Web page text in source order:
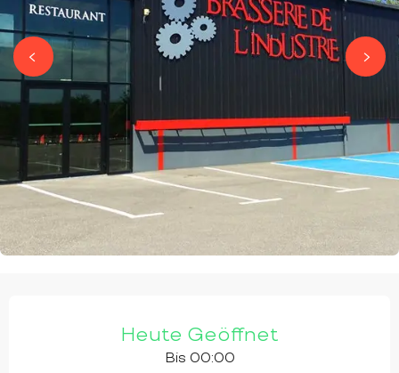
Heute Geöffnet
Bis 00:00